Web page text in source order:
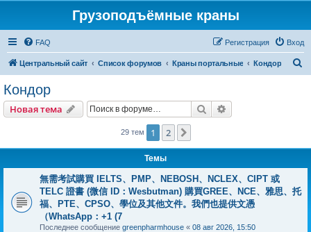
Грузоподъёмные краны
FAQ Вход
Регистрация
Центральный сайт Список форумов Краны портальные Кондор
Кондор
Новая тема Поиск
29 тем 1 2
Темы
無需考試購買 IELTS、PMP、NEBOSH、NCLEX、CIPT 或
TELC 證書 (微信 ID：Wesbutman) 購買GREE、NCE、雅思、托
福、PTE、CPSO、學位及其他文件。我們也提供文憑
（WhatsApp：+1 (7
Последнее сообщение greenpharmhouse « 08 авг 2026, 15:50